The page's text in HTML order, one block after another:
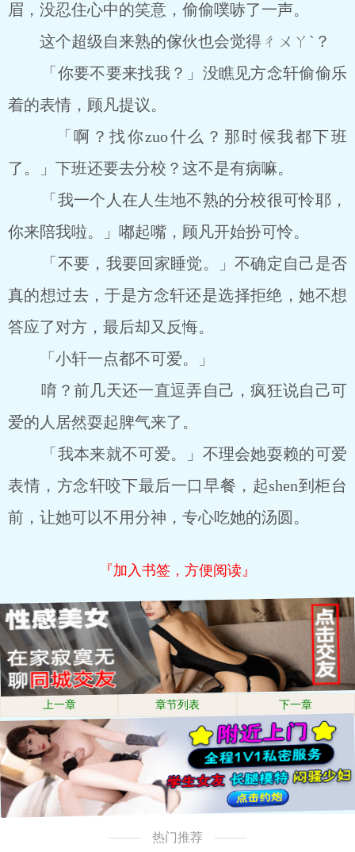
眉，没忍住心中的笑意，偷偷噗哧了一声。
这个超级自来熟的傢伙也会觉得ㄔㄨㄚˋ？
「你要不要来找我？」没瞧见方念轩偷偷乐
着的表情，顾凡提议。
「啊？找你zuo什么？那时候我都下班
了。」下班还要去分校？这不是有病嘛。
「我一个人在人生地不熟的分校很可怜耶，
你来陪我啦。」嘟起嘴，顾凡开始扮可怜。
「不要，我要回家睡觉。」不确定自己是否
真的想过去，于是方念轩还是选择拒绝，她不想
答应了对方，最后却又反悔。
「小轩一点都不可爱。」
唷？前几天还一直逗弄自己，疯狂说自己可
爱的人居然耍起脾气来了。
「我本来就不可爱。」不理会她耍赖的可爱
表情，方念轩咬下最后一口早餐，起shen到柜台
前，让她可以不用分神，专心吃她的汤圆。
『加入书签，方便阅读』
上一章 章节列表 下一章
热门推荐